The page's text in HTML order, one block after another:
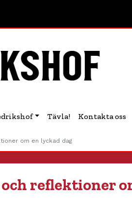
Tävla! Kontakta oss
om en lyckad dag
reflektioner